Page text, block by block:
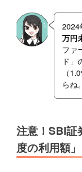
2024
万円
ファ
ド」
（
らね。
注意！SBI証
度の利用額